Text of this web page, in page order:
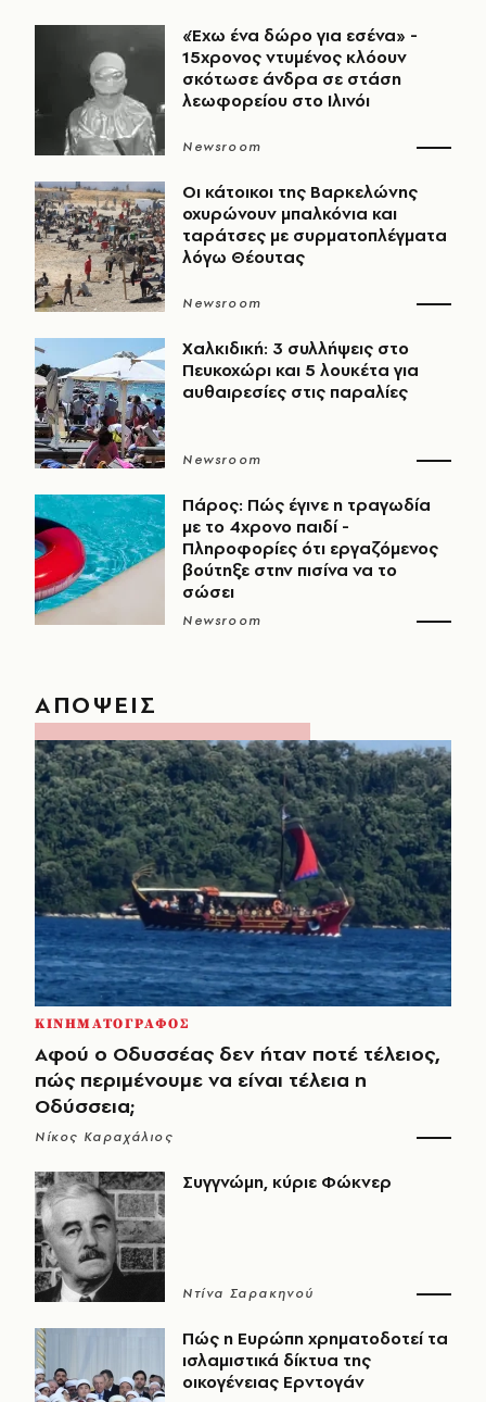
«Έχω ένα δώρο για εσένα» -
15χρονος ντυμένος κλόουν
σκότωσε άνδρα σε στάση
λεωφορείου στο Ιλινόι
Newsroom
Οι κάτοικοι της Βαρκελώνης
οχυρώνουν μπαλκόνια και
ταράτσες με συρματοπλέγματα
λόγω Θέουτας
Newsroom
Χαλκιδική: 3 συλλήψεις στο
Πευκοχώρι και 5 λουκέτα για
αυθαιρεσίες στις παραλίες
Newsroom
Πάρος: Πώς έγινε η τραγωδία
με το 4χρονο παιδί -
Πληροφορίες ότι εργαζόμενος
βούτηξε στην πισίνα να το
σώσει
Newsroom
ΑΠΟΨΕΙΣ
ΚΙΝΗΜΑΤΟΓΡΑΦΟΣ
Αφού ο Οδυσσέας δεν ήταν ποτέ τέλειος,
πώς περιμένουμε να είναι τέλεια η
Οδύσσεια;
Νίκος Καραχάλιος
Συγγνώμη, κύριε Φώκνερ
Ντίνα Σαρακηνού
Πώς η Ευρώπη χρηματοδοτεί τα
ισλαμιστικά δίκτυα της
οικογένειας Ερντογάν